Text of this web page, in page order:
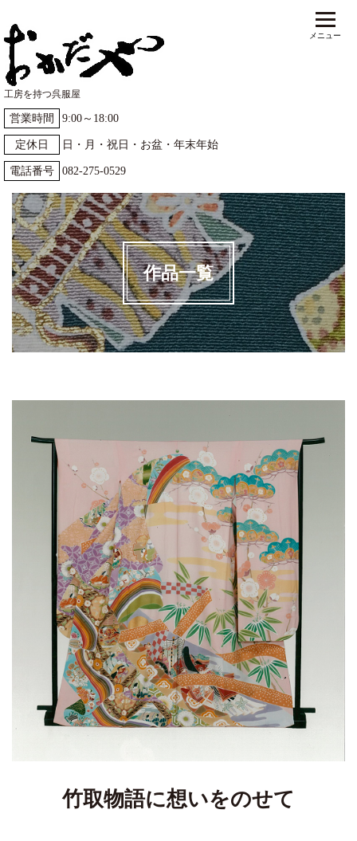
工房を持つ呉服屋
営業時間 9:00～18:00
定休日 日・月・祝日・お盆・年末年始
電話番号 082-275-0529
作品一覧
竹取物語に想いをのせて